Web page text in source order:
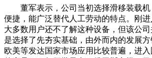
董军表示，公司当初选择滑移装载机
便捷，能广泛替代人工劳动的特点。刚
大多数用户还不了解这种设备，但该公
是选择了先夯实基础，由外而内的发展
欧美等发达国家市场应用比较普遍，进